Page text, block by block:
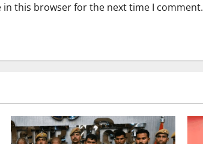
in this browser for the next time I comment.